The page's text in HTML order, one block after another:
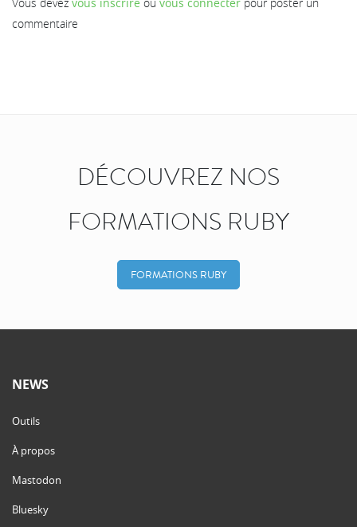
commentaire
DÉCOUVREZ NOS
FORMATIONS RUBY
FORMATIONS RUBY
NEWS
Outils
À propos
Mastodon
Bluesky